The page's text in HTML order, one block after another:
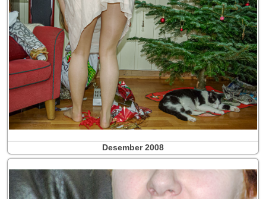
Desember 2008